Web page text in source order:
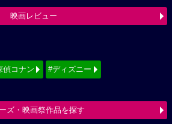
映画レビュー
偵コナン #ディズニー
ズ・映画祭作品を探す